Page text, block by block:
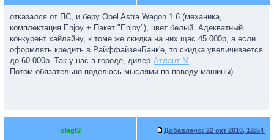
отказался от ПС, и беру Opel Astra Wagon 1.6 (механика,
комплектация Enjoy + Пакет "Enjoy"), цвет белый. Адекватный
конкурент хайлайну, к томе же скидка на них щас 45 000р, а если
оформлять кредить в РайффайзенБанк'е, то скидка увеличивается
до 60 000р. Так у нас в городе, дилер Атлант-М .
Потом обязательно поделюсь мыслями по поводу машины)
olegf2 Добавлено: 22 окт 2010, 12:54